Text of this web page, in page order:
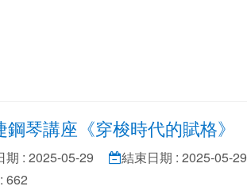
鋼琴講座《穿梭時代的賦格》
期 : 2025-05-29 結束日期 : 2025-05-29
662